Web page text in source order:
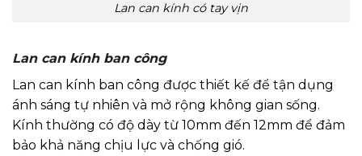
Lan can kính có tay vịn
Lan can kính ban công
Lan can kính ban công được thiết kế để tận dụng
ánh sáng tự nhiên và mở rộng không gian sống.
Kính thường có độ dày từ 10mm đến 12mm để đảm
bảo khả năng chịu lực và chống gió.